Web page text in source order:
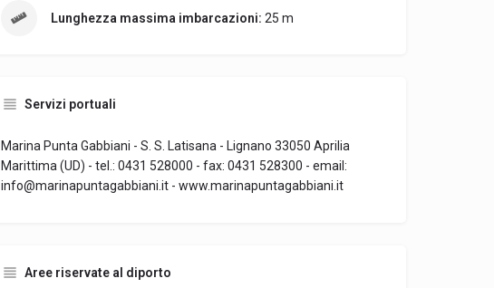
Lunghezza massima imbarcazioni: 25 m
Servizi portuali
Marina Punta Gabbiani - S. S. Latisana - Lignano 33050 Aprilia
Marittima (UD) - tel.: 0431 528000 - fax: 0431 528300 - email:
info@marinapuntagabbiani.it - www.marinapuntagabbiani.it
Aree riservate al diporto